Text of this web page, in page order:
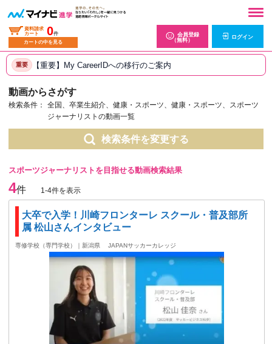
資料請求
カート
0件
カートの中を見る
会員登録
（無料）
ログイン
重要 【重要】My CareerIDへの移行のご案内
動画からさがす
検索条件：
全国、卒業生紹介、健康・スポーツ、健康・スポーツ、スポーツ
ジャーナリストの動画一覧
検索条件を変更する
スポーツジャーナリストを目指せる動画検索結果
4件 1-4件を表示
大卒で入学！川崎フロンターレ スクール・普及部所
属 松山さんインタビュー
専修学校（専門学校）｜新潟県 JAPANサッカーカレッジ